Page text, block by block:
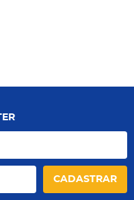
CADASTRAR